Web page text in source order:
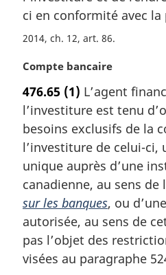
g
i
a
e
:
ci en conformité avec la
2014, ch. 12, art. 86
N
t
e
m
a
r
g
i
n
a
e
:
Compte bancaire
476.65 (1) L’agent
l’investiture est tenu
besoins exclusifs de la
l’investiture de celui-ci,
unique auprès d’une
canadienne, au sens de
sur les banques, ou
autorisée, au sens de
pas l’objet des
visées au paragraphe